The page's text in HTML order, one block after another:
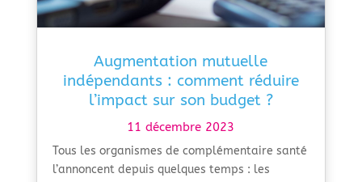
Augmentation mutuelle
indépendants : comment réduire
l’impact sur son budget ?
11 décembre 2023
Tous les organismes de complémentaire santé
l’annoncent depuis quelques temps : les